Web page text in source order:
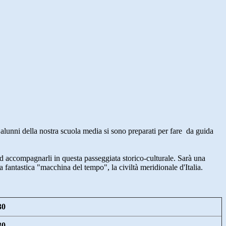
della nostra scuola media si sono preparati per fare da guida
in questa passeggiata storico-culturale. Sarà una
fantastica "macchina del tempo", la civiltà meridionale d'Italia.